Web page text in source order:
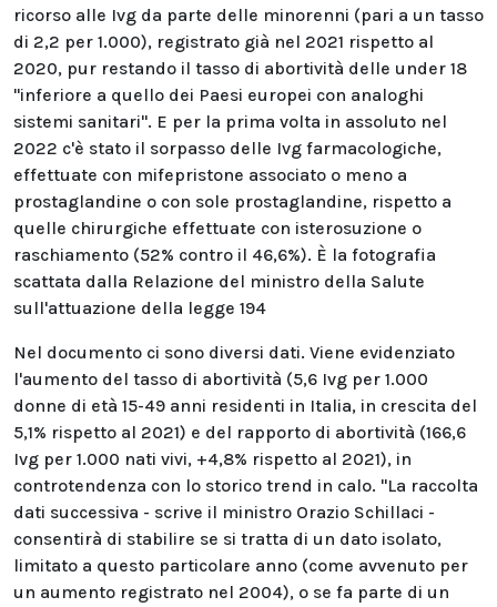
ricorso alle Ivg da parte delle minorenni (pari a un tasso
di 2,2 per 1.000), registrato già nel 2021 rispetto al
2020, pur restando il tasso di abortività delle under 18
"inferiore a quello dei Paesi europei con analoghi
sistemi sanitari". E per la prima volta in assoluto nel
2022 c'è stato il sorpasso delle Ivg farmacologiche,
effettuate con mifepristone associato o meno a
prostaglandine o con sole prostaglandine, rispetto a
quelle chirurgiche effettuate con isterosuzione o
raschiamento (52% contro il 46,6%). È la fotografia
scattata dalla Relazione del ministro della Salute
sull'attuazione della legge 194
Nel documento ci sono diversi dati. Viene evidenziato
l'aumento del tasso di abortività (5,6 Ivg per 1.000
donne di età 15-49 anni residenti in Italia, in crescita del
5,1% rispetto al 2021) e del rapporto di abortività (166,6
Ivg per 1.000 nati vivi, +4,8% rispetto al 2021), in
controtendenza con lo storico trend in calo. "La raccolta
dati successiva - scrive il ministro Orazio Schillaci -
consentirà di stabilire se si tratta di un dato isolato,
limitato a questo particolare anno (come avvenuto per
un aumento registrato nel 2004), o se fa parte di un